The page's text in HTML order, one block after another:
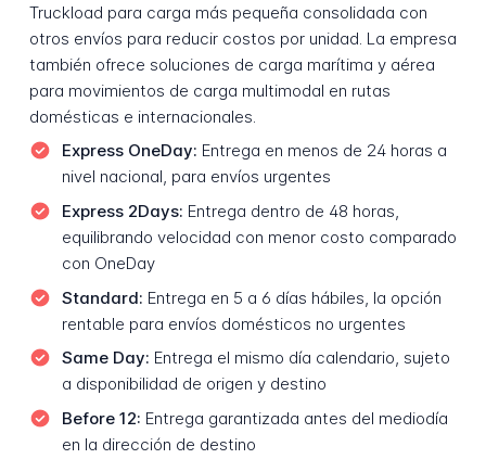
Truckload para carga más pequeña consolidada con
otros envíos para reducir costos por unidad. La empresa
también ofrece soluciones de carga marítima y aérea
para movimientos de carga multimodal en rutas
domésticas e internacionales.
Express OneDay: Entrega en menos de 24 horas a
nivel nacional, para envíos urgentes
Express 2Days: Entrega dentro de 48 horas,
equilibrando velocidad con menor costo comparado
con OneDay
Standard: Entrega en 5 a 6 días hábiles, la opción
rentable para envíos domésticos no urgentes
Same Day: Entrega el mismo día calendario, sujeto
a disponibilidad de origen y destino
Before 12: Entrega garantizada antes del mediodía
en la dirección de destino